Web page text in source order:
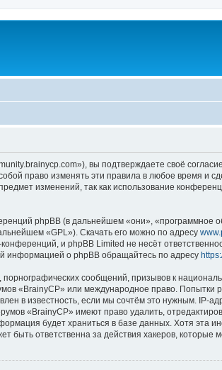
вы подтверждаете своё
право изменять эти правила в любое время и
изменений, так как использование
phpBB (в дальнейшем «они», «программное
«GPL»). Скачать его можно по адресу
и phpBB Limited не несёт
информацией о phpBB обращайтесь по адресу
сообщений, призывов к
«BrainyCP» или международное право. Попытки
в известность, если мы сочтём это нужным. IP-
«BrainyCP» имеют право удалить,
будет храниться в базе данных. Хотя эта
ответственна за действия хакеров, которые